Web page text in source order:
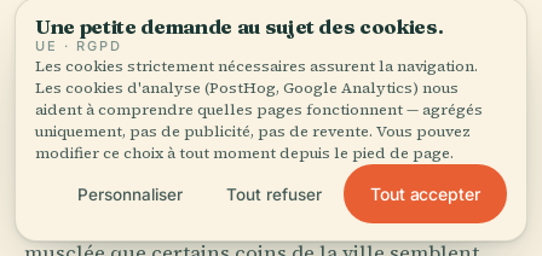
Le Royaume-Uni lit ses propres murs. À Londres,
Virginia Woolf a appris à des quartiers entiers à
scintiller de l'intérieur ; après elle, Bloomsbury
n'est plus seulement un quartier mais un système
nerveux. Dickens a accompli le tour inverse : il a
donné au brouillard, aux dettes, aux clercs, aux
tribunaux et à l'ambition orpheline une vie si
Une petite demande au sujet des cookies.
UE · RGPD
Les cookies strictement nécessaires assurent la navigation.
Les cookies d'analyse (PostHog, Google Analytics) nous
aident à comprendre quelles pages fonctionnent — agrégés
uniquement, pas de publicité, pas de revente. Vous pouvez
modifier ce choix à tout moment depuis le pied de page.
Personnaliser Tout refuser Tout accepter